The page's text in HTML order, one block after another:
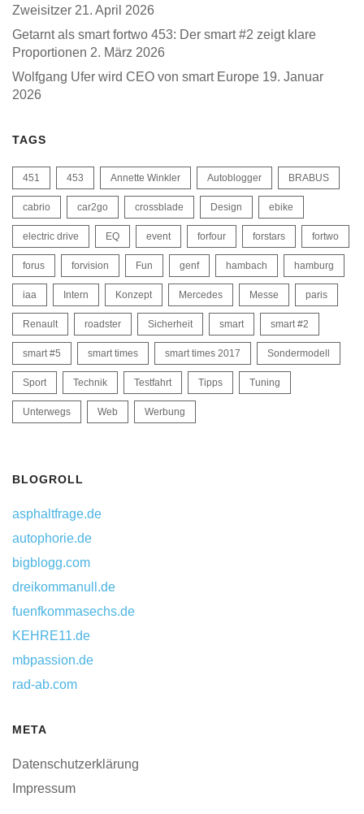
Zweisitzer 21. April 2026
Getarnt als smart fortwo 453: Der smart #2 zeigt klare
Proportionen 2. März 2026
Wolfgang Ufer wird CEO von smart Europe 19. Januar
2026
TAGS
451 453 Annette Winkler Autoblogger BRABUS
cabrio car2go crossblade Design ebike
electric drive EQ event forfour forstars fortwo
forus forvision Fun genf hambach hamburg
iaa Intern Konzept Mercedes Messe paris
Renault roadster Sicherheit smart smart #2
smart #5 smart times smart times 2017 Sondermodell
Sport Technik Testfahrt Tipps Tuning
Unterwegs Web Werbung
BLOGROLL
asphaltfrage.de
autophorie.de
bigblogg.com
dreikommanull.de
fuenfkommasechs.de
KEHRE11.de
mbpassion.de
rad-ab.com
META
Datenschutzerklärung
Impressum